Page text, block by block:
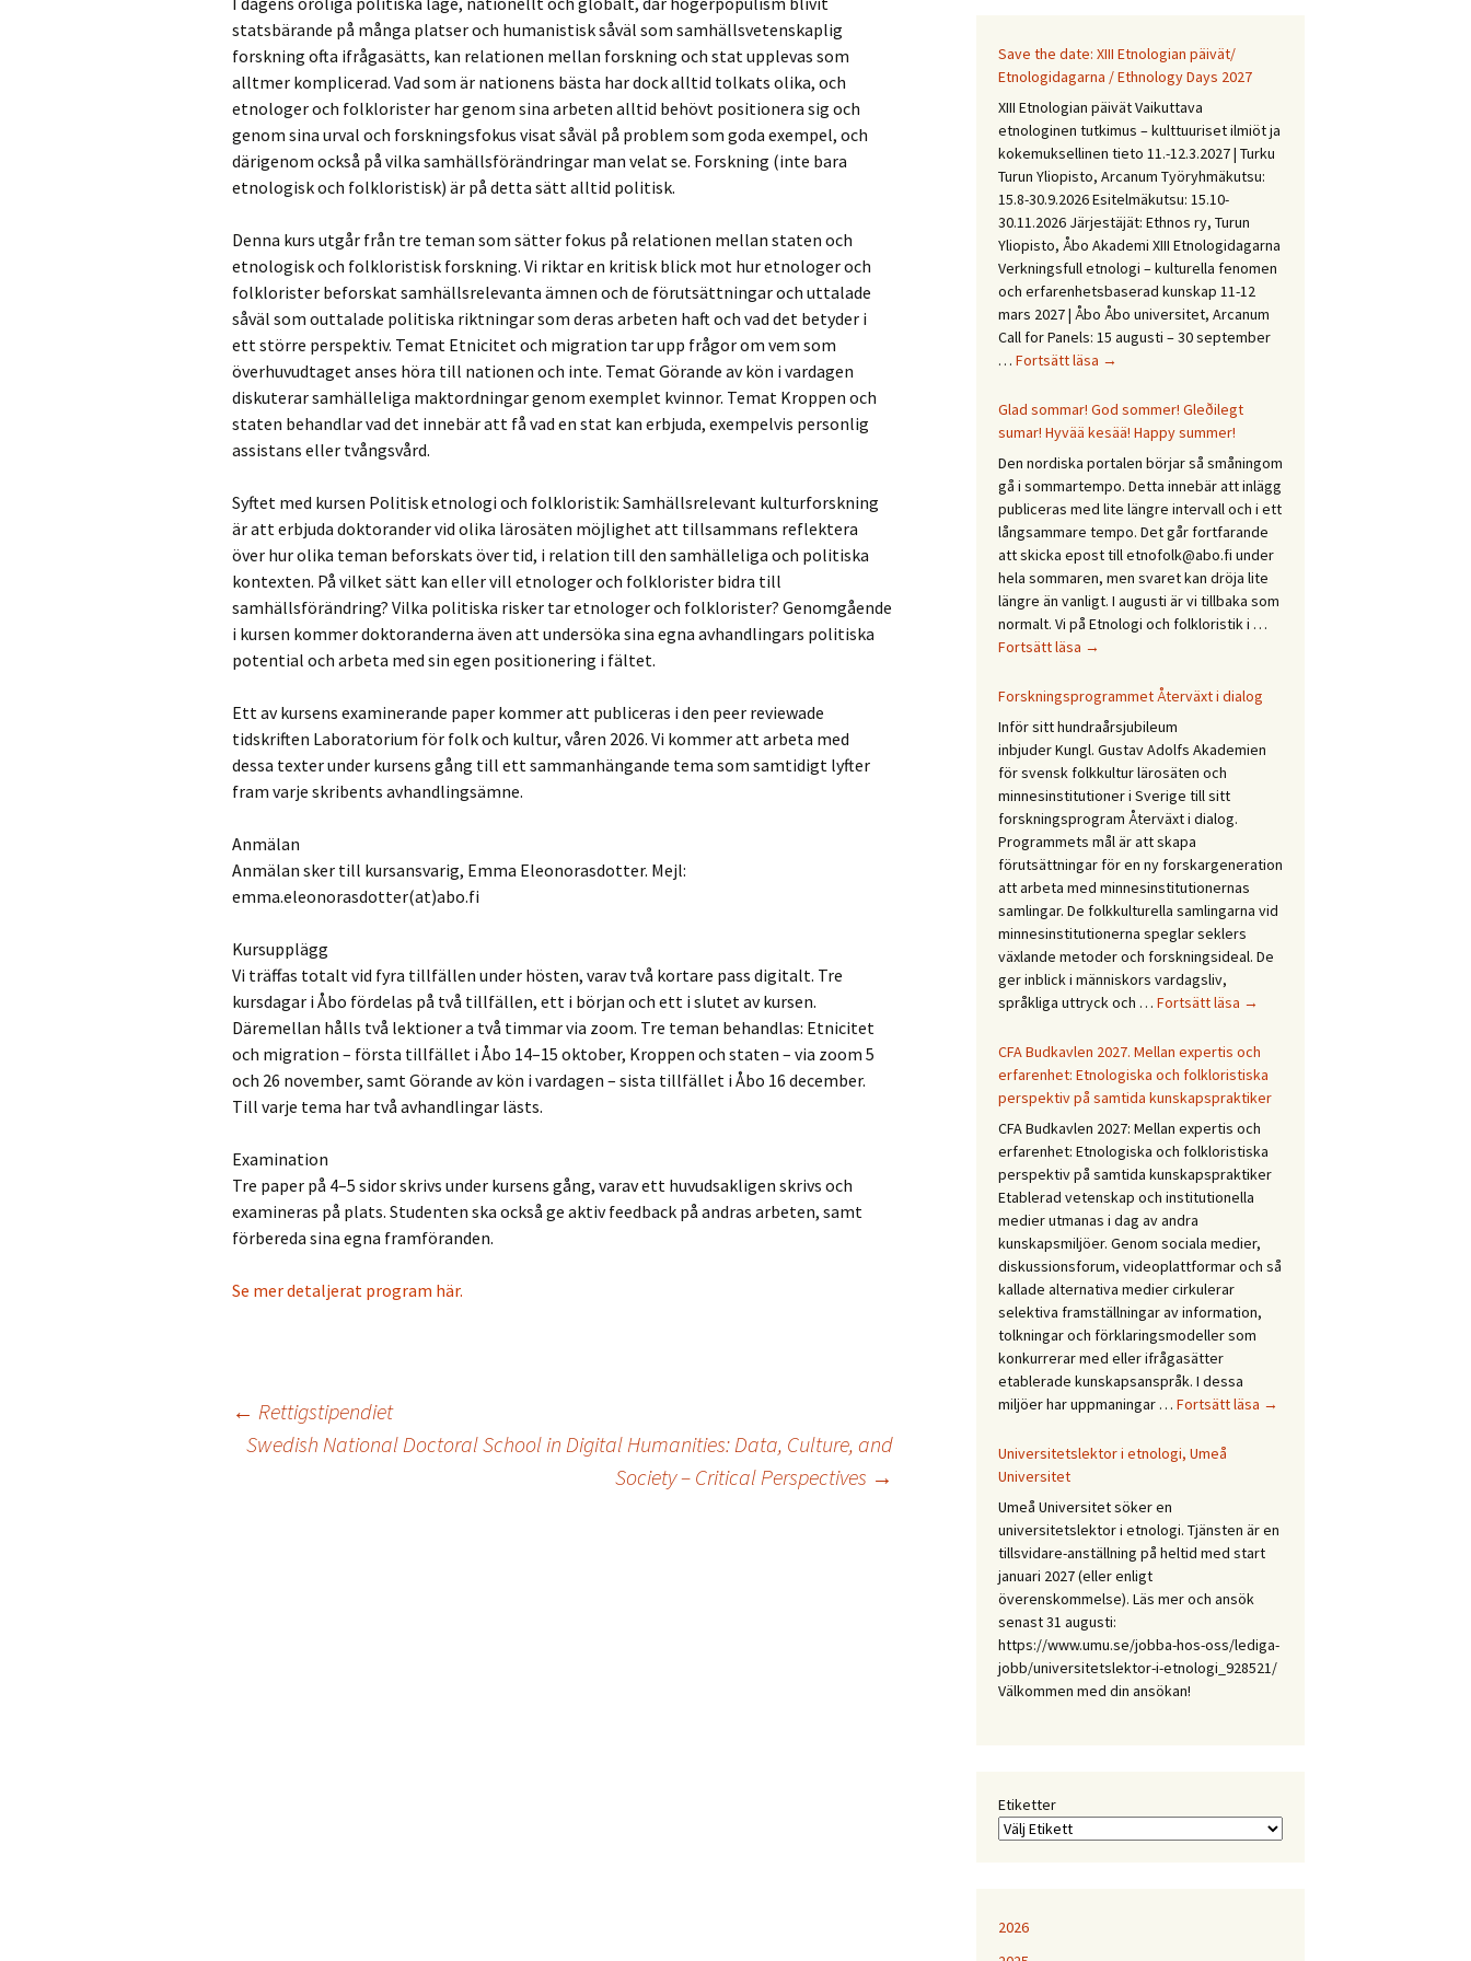
statsbärande på många platser och humanistisk såväl som samhällsvetenskaplig
forskning ofta ifrågasätts, kan relationen mellan forskning och stat upplevas som
alltmer komplicerad. Vad som är nationens bästa har dock alltid tolkats olika, och
etnologer och folklorister har genom sina arbeten alltid behövt positionera sig och
genom sina urval och forskningsfokus visat såväl på problem som goda exempel, och
därigenom också på vilka samhällsförändringar man velat se. Forskning (inte bara
etnologisk och folkloristisk) är på detta sätt alltid politisk.
Denna kurs utgår från tre teman som sätter fokus på relationen mellan staten och
etnologisk och folkloristisk forskning. Vi riktar en kritisk blick mot hur etnologer och
folklorister beforskat samhällsrelevanta ämnen och de förutsättningar och uttalade
såväl som outtalade politiska riktningar som deras arbeten haft och vad det betyder i
ett större perspektiv. Temat Etnicitet och migration tar upp frågor om vem som
överhuvudtaget anses höra till nationen och inte. Temat Görande av kön i vardagen
diskuterar samhälleliga maktordningar genom exemplet kvinnor. Temat Kroppen och
staten behandlar vad det innebär att få vad en stat kan erbjuda, exempelvis personlig
assistans eller tvångsvård.
Syftet med kursen Politisk etnologi och folkloristik: Samhällsrelevant kulturforskning
är att erbjuda doktorander vid olika lärosäten möjlighet att tillsammans reflektera
över hur olika teman beforskats över tid, i relation till den samhälleliga och politiska
kontexten. På vilket sätt kan eller vill etnologer och folklorister bidra till
samhällsförändring? Vilka politiska risker tar etnologer och folklorister? Genomgående
i kursen kommer doktoranderna även att undersöka sina egna avhandlingars politiska
potential och arbeta med sin egen positionering i fältet.
Ett av kursens examinerande paper kommer att publiceras i den peer reviewade
tidskriften Laboratorium för folk och kultur, våren 2026. Vi kommer att arbeta med
dessa texter under kursens gång till ett sammanhängande tema som samtidigt lyfter
fram varje skribents avhandlingsämne.
Anmälan
Anmälan sker till kursansvarig, Emma Eleonorasdotter. Mejl:
emma.eleonorasdotter(at)abo.fi
Kursupplägg
Vi träffas totalt vid fyra tillfällen under hösten, varav två kortare pass digitalt. Tre
kursdagar i Åbo fördelas på två tillfällen, ett i början och ett i slutet av kursen.
Däremellan hålls två lektioner a två timmar via zoom. Tre teman behandlas: Etnicitet
och migration – första tillfället i Åbo 14–15 oktober, Kroppen och staten – via zoom 5
och 26 november, samt Görande av kön i vardagen – sista tillfället i Åbo 16 december.
Till varje tema har två avhandlingar lästs.
Examination
Tre paper på 4–5 sidor skrivs under kursens gång, varav ett huvudsakligen skrivs och
examineras på plats. Studenten ska också ge aktiv feedback på andras arbeten, samt
förbereda sina egna framföranden.
Se mer detaljerat program här.
Inläggsnavigering
← Rettigstipendiet
Swedish National Doctoral School in Digital Humanities: Data, Culture, and
Society – Critical Perspectives →
Save the date: XIII Etnologian päivät/
Etnologidagarna / Ethnology Days 2027
XIII Etnologian päivät Vaikuttava
etnologinen tutkimus – kulttuuriset ilmiöt ja
kokemuksellinen tieto 11.-12.3.2027 | Turku
Turun Yliopisto, Arcanum Työryhmäkutsu:
15.8-30.9.2026 Esitelmäkutsu: 15.10-
30.11.2026 Järjestäjät: Ethnos ry, Turun
Yliopisto, Åbo Akademi XIII Etnologidagarna
Verkningsfull etnologi – kulturella fenomen
och erfarenhetsbaserad kunskap 11-12
mars 2027 | Åbo Åbo universitet, Arcanum
Call for Panels: 15 augusti – 30 september
… Fortsätt läsa Save
date:
XIII
päivät/
Etnologidagarna
/
Ethnology
Days
2027
→
Glad sommar! God sommer! Gleðilegt
sumar! Hyvää kesää! Happy summer!
Den nordiska portalen börjar så småningom
gå i sommartempo. Detta innebär att inlägg
publiceras med lite längre intervall och i ett
långsammare tempo. Det går fortfarande
att skicka epost till etnofolk@abo.fi under
hela sommaren, men svaret kan dröja lite
längre än vanligt. I augusti är vi tillbaka som
normalt. Vi på Etnologi och folkloristik i …
Fortsätt läsa Glad
God
Gleðilegt
sumar!
Hyvää
kesää!
Happy
summer!
→
Forskningsprogrammet Återväxt i dialog
Inför sitt hundraårsjubileum
inbjuder Kungl. Gustav Adolfs Akademien
för svensk folkkultur lärosäten och
minnesinstitutioner i Sverige till sitt
forskningsprogram Återväxt i dialog.
Programmets mål är att skapa
förutsättningar för en ny forskargeneration
att arbeta med minnesinstitutionernas
samlingar. De folkkulturella samlingarna vid
minnesinstitutionerna speglar seklers
växlande metoder och forskningsideal. De
ger inblick i människors vardagsliv,
språkliga uttryck och … Fortsätt läsa Forskningsprogrammet
i
dialog
→
CFA Budkavlen 2027. Mellan expertis och
erfarenhet: Etnologiska och folkloristiska
perspektiv på samtida kunskapspraktiker
CFA Budkavlen 2027: Mellan expertis och
erfarenhet: Etnologiska och folkloristiska
perspektiv på samtida kunskapspraktiker
Etablerad vetenskap och institutionella
medier utmanas i dag av andra
kunskapsmiljöer. Genom sociala medier,
diskussionsforum, videoplattformar och så
kallade alternativa medier cirkulerar
selektiva framställningar av information,
tolkningar och förklaringsmodeller som
konkurrerar med eller ifrågasätter
etablerade kunskapsanspråk. I dessa
miljöer har uppmaningar … Fortsätt läsa CFA
erfarenhet:
Etnologiska
på
samtida
→
Universitetslektor i etnologi, Umeå
Universitet
Umeå Universitet söker en
universitetslektor i etnologi. Tjänsten är en
tillsvidare-anställning på heltid med start
januari 2027 (eller enligt
överenskommelse). Läs mer och ansök
senast 31 augusti:
https://www.umu.se/jobba-hos-oss/lediga-
jobb/universitetslektor-i-etnologi_928521/
Välkommen med din ansökan!
Etiketter
2026